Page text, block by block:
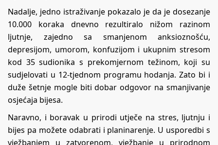
Nadalje, jedno istraživanje pokazalo je da je dosezanje
10.000 koraka dnevno rezultiralo nižom razinom
ljutnje, zajedno sa smanjenom anksioznošću,
depresijom, umorom, konfuzijom i ukupnim stresom
kod 35 sudionika s prekomjernom težinom, koji su
sudjelovati u 12-tjednom programu hodanja. Zato bi i
duže šetnje mogle biti dobar odgovor na smanjivanje
osjećaja bijesa.
Naravno, i boravak u prirodi utječe na stres, ljutnju i
bijes pa možete odabrati i planinarenje. U usporedbi s
vježbanjem u zatvorenom, vježbanje u prirodnom